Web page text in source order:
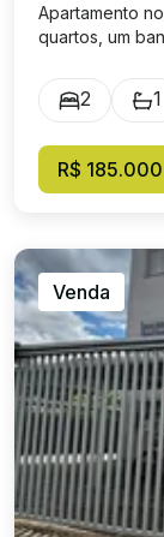
Apartamento
quartos, um
térreo. Pode
Minha Casa
2 1
R$ 185.000
Venda